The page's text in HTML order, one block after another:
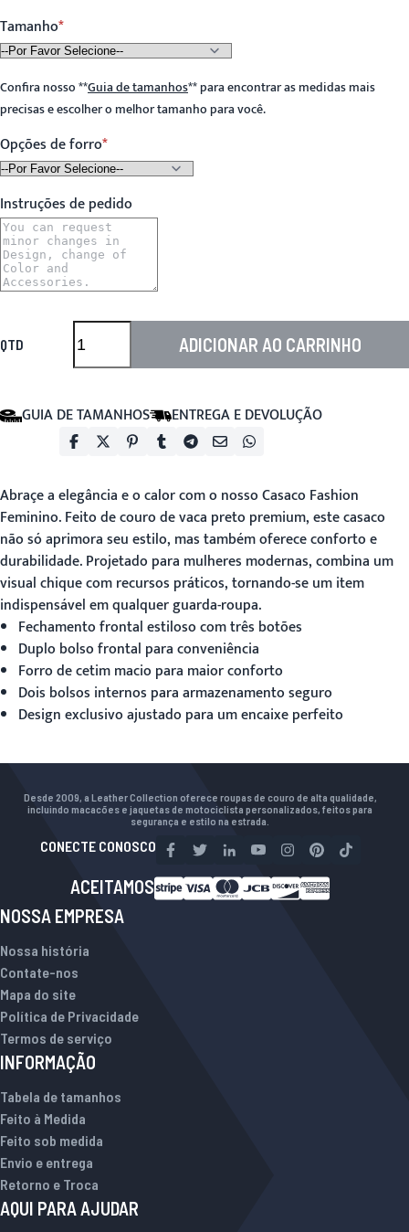
Tamanho
Confira nosso**Guia de tamanhos**para encontrar as medidas mais
precisas e escolher o melhor tamanho para você.
Opções de forro
Instruções de pedido
QTD ADICIONAR AO CARRINHO
GUIA DE TAMANHOS ENTREGA E DEVOLUÇÃO
Abraçe a elegância e o calor com o nossoCasaco Fashion
Feminino. Feito de couro de vaca preto premium, este casaco
não só aprimora seu estilo, mas também oferece conforto e
durabilidade. Projetado para mulheres modernas, combina um
visual chique com recursos práticos, tornando-se um item
indispensável em qualquer guarda-roupa.
Fechamento frontal estiloso com três botões
Duplo bolso frontal para conveniência
Forro de cetim macio para maior conforto
Dois bolsos internos para armazenamento seguro
Design exclusivo ajustado para um encaixe perfeito
Desde 2009, a Leather Collection oferece roupas de couro de alta qualidade,
incluindo macacões e jaquetas de motociclista personalizados, feitos para
segurança e estilo na estrada.
CONECTE CONOSCO
ACEITAMOS
NOSSA EMPRESA
Nossa história
Contate-nos
Mapa do site
Política de Privacidade
Termos de serviço
INFORMAÇÃO
Tabela de tamanhos
Feito à Medida
Feito sob medida
Envio e entrega
Retorno e Troca
AQUI PARA AJUDAR